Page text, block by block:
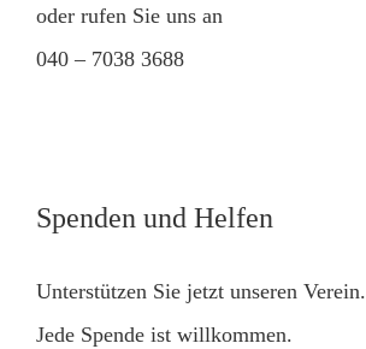
oder rufen Sie uns an
040 – 7038 3688
Spenden und Helfen
Unterstützen Sie jetzt unseren Verein.
Jede Spende ist willkommen.